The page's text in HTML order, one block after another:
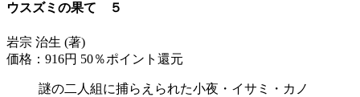
ウスズミの果て ５
岩宗 治生 (著)
価格：916円 50％ポイント還元
謎の二人組に捕らえられた小夜・イサミ・カノ